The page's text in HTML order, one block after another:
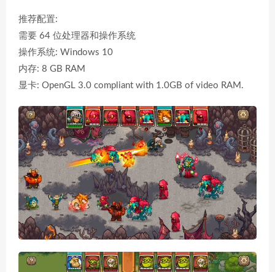
推荐配置:
需要 64 位处理器和操作系统
操作系统: Windows 10
内存: 8 GB RAM
显卡: OpenGL 3.0 compliant with 1.0GB of video RAM.